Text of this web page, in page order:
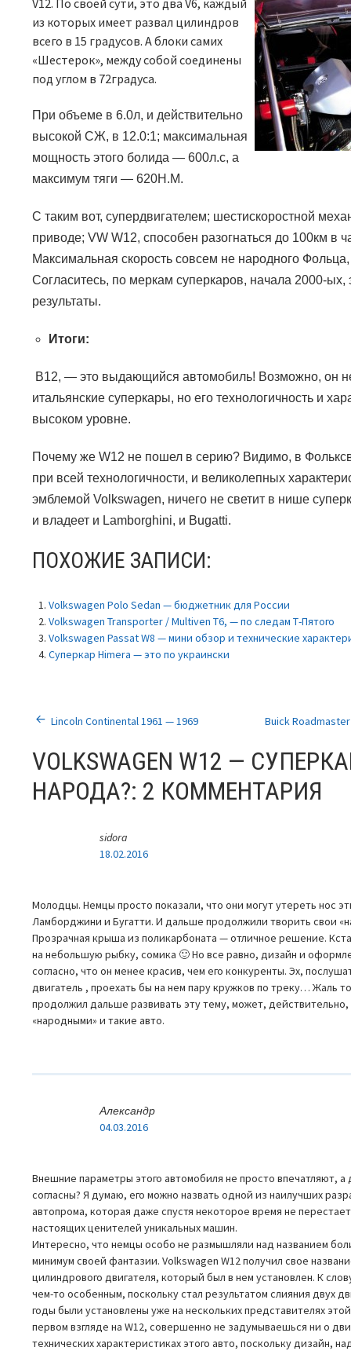
из которых имеет развал цилиндров
всего в 15 градусов. А блоки самих
«Шестерок», между собой соединены
под углом в 72градуса.
При объеме в 6.0л, и действительно
высокой СЖ, в 12.0:1; максимальная
мощность этого болида — 600л.с, а
максимум тяги — 620Н.М.
С таким вот, супердвигателем; шестискоростной
приводе;VW W12,способен разогнаться до 100км в
Максимальная скорость совсем не народного Фольца
Согласитесь, по меркам суперкаров, начала 2000-ых,
результаты.
Итоги:
В12,—это выдающийся автомобиль! Возможно, он
итальянские суперкары, но его технологичность и
высоком уровне.
Почему жеW12 не пошел в серию? Видимо, в
при всей технологичности, и великолепных
эмблемойVolkswagen, ничего не светит в нише
и владеет и Lamborghini, и Bugatti.
ПОХОЖИЕ ЗАПИСИ:
Volkswagen Polo Sedan — бюджетник для России
Volkswagen Transporter / Multiven T6, — по следам Т-Пятого
Volkswagen Passat W8 — мини обзор и технические
Суперкар Himera — это по украински
НАВИГАЦИЯ
ПО
ЗАПИСЯМ
Lincoln Continental 1961 — 1969 Buick
VOLKSWAGEN W12 —
НАРОДА?: 2 КОММЕНТАРИЯ
sidora
18.02.2016
Молодцы. Немцы просто показали, что они могут утереть нос
Ламборджини и Бугатти. И дальше продолжили творить свои
Прозрачная крыша из поликарбоната — отличное решение.
на небольшую рыбку, сомика 🙂 Но все равно, дизайн и
согласно, что он менее красив, чем его конкуренты. Эх,
двигатель , проехать бы на нем пару кружков по треку… Жаль
продолжил дальше развивать эту тему, может,
«народными» и такие авто.
Александр
04.03.2016
Внешние параметры этого автомобиля не просто впечатляют,
согласны? Я думаю, его можно назвать одной из наилучших
автопрома, которая даже спустя некоторое время не
настоящих ценителей уникальных машин.
Интересно, что немцы особо не размышляли над названием
минимум своей фантазии. Volkswagen W12 получил свое
цилиндрового двигателя, который был в нем установлен. К
чем-то особенным, поскольку стал результатом слияния двух
годы были установлены уже на нескольких представителях
первом взгляде на W12, совершенно не задумываешься ни о
технических характеристиках этого авто, поскольку дизайн,